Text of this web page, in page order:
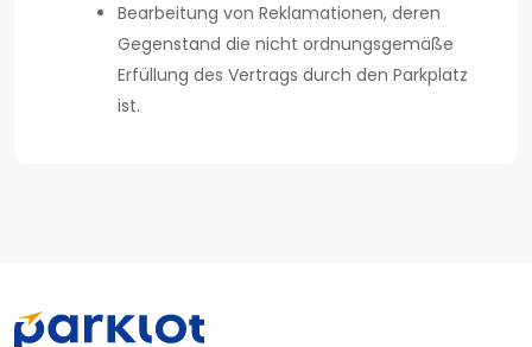
Bearbeitung von Reklamationen, deren
Gegenstand die nicht ordnungsgemäße
Erfüllung des Vertrags durch den Parkplatz
ist.